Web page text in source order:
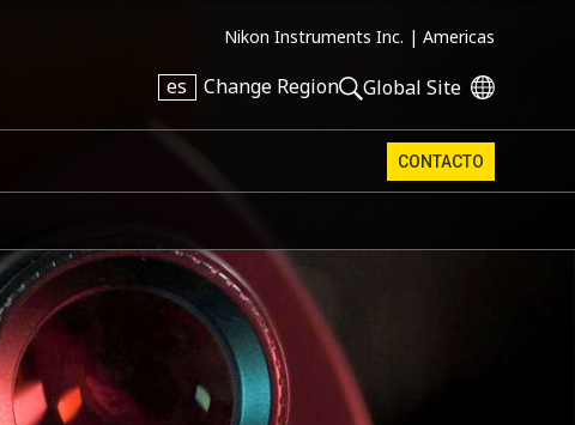
Nikon Instruments Inc. | Americas
es Change Region Global Site
CONTACTO